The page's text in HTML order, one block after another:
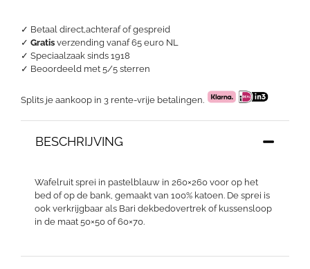
✓ Betaal direct,achteraf of gespreid
✓ Gratis verzending vanaf 65 euro NL
✓ Speciaalzaak sinds 1918
✓ Beoordeeld met 5/5 sterren
Splits je aankoop in 3 rente-vrije betalingen.
BESCHRIJVING
Wafelruit sprei in pastelblauw in 260×260 voor op het
bed of op de bank, gemaakt van 100% katoen. De sprei is
ook verkrijgbaar als Bari dekbedovertrek of kussensloop
in de maat 50×50 of 60×70.